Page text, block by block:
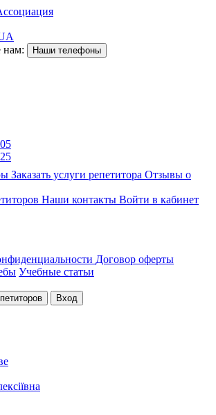
нам:
Наши телефоны
Заказать услуги репетитора Отзывы о
Наши контакты Войти в кабинет
Договор оферты
Учебные статьи
Вход